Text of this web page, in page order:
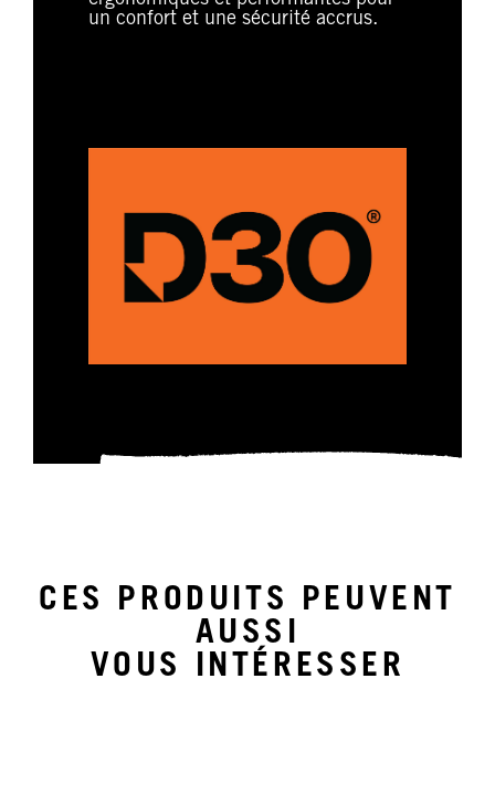
un confort et une sécurité accrus.
CES PRODUITS PEUVENT
AUSSI
VOUS INTÉRESSER